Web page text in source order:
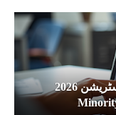
حکومتِ پنجاب اقلیتی کارڈ آن لائن رجسٹریشن 2026